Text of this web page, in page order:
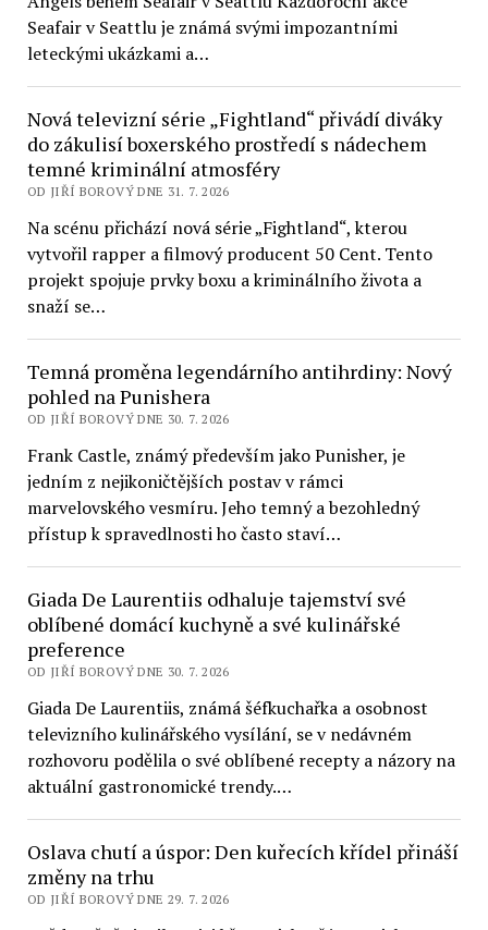
Seafair v Seattlu je známá svými impozantními
leteckými ukázkami a…
Nová televizní série „Fightland“ přivádí diváky
do zákulisí boxerského prostředí s nádechem
temné kriminální atmosféry
OD JIŘÍ BOROVÝ DNE 31. 7. 2026
Na scénu přichází nová série „Fightland“, kterou
vytvořil rapper a filmový producent 50 Cent. Tento
projekt spojuje prvky boxu a kriminálního života a
snaží se…
Temná proměna legendárního antihrdiny: Nový
pohled na Punishera
OD JIŘÍ BOROVÝ DNE 30. 7. 2026
Frank Castle, známý především jako Punisher, je
jedním z nejikoničtějších postav v rámci
marvelovského vesmíru. Jeho temný a bezohledný
přístup k spravedlnosti ho často staví…
Giada De Laurentiis odhaluje tajemství své
oblíbené domácí kuchyně a své kulinářské
preference
OD JIŘÍ BOROVÝ DNE 30. 7. 2026
Giada De Laurentiis, známá šéfkuchařka a osobnost
televizního kulinářského vysílání, se v nedávném
rozhovoru podělila o své oblíbené recepty a názory na
aktuální gastronomické trendy.…
Oslava chutí a úspor: Den kuřecích křídel přináší
změny na trhu
OD JIŘÍ BOROVÝ DNE 29. 7. 2026